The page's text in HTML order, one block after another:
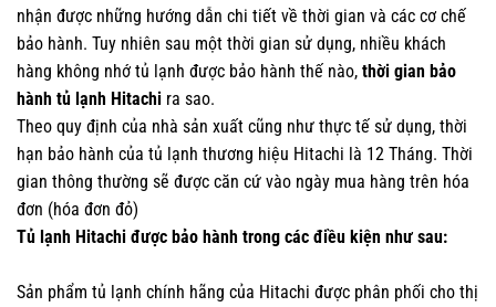
nhận được những hướng dẫn chi tiết về thời gian và các cơ chế
bảo hành. Tuy nhiên sau một thời gian sử dụng, nhiều khách
hàng không nhớ tủ lạnh được bảo hành thế nào, thời gian bảo
hành tủ lạnh Hitachi ra sao.
Theo quy định của nhà sản xuất cũng như thực tế sử dụng, thời
hạn bảo hành của tủ lạnh thương hiệu Hitachi là 12 Tháng. Thời
gian thông thường sẽ được căn cứ vào ngày mua hàng trên hóa
đơn (hóa đơn đỏ)
Tủ lạnh Hitachi được bảo hành trong các điều kiện như sau:
Sản phẩm tủ lạnh chính hãng của Hitachi được phân phối cho thị